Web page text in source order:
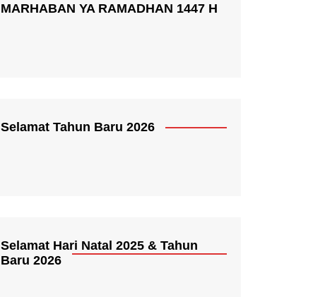
MARHABAN YA RAMADHAN 1447 H
Selamat Tahun Baru 2026
Selamat Hari Natal 2025 & Tahun
Baru 2026